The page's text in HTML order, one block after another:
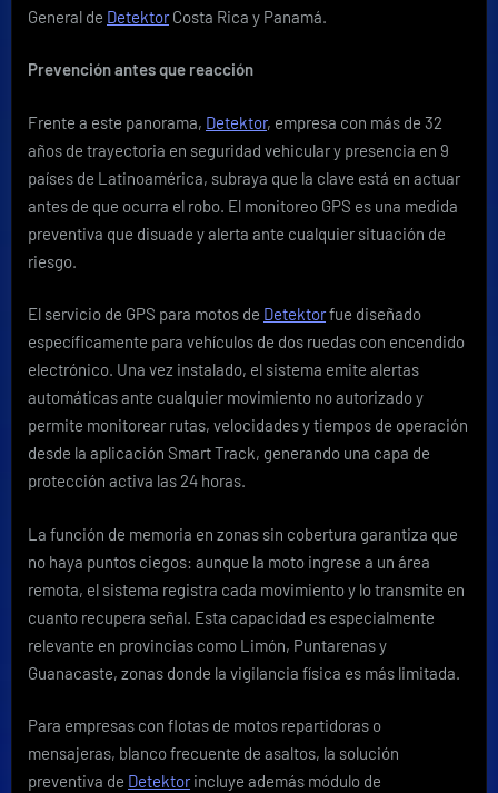
General de DetektorCosta Rica y Panamá.
Prevención antes que reacción
Frente a este panorama, Detektor, empresa con más de 32
años de trayectoria en seguridad vehicular y presencia en 9
países de Latinoamérica, subraya que la clave está en actuar
antes de que ocurra el robo. El monitoreo GPS es una medida
preventiva que disuade y alerta ante cualquier situación de
riesgo.
El servicio de GPS para motos de Detektorfue diseñado
específicamente para vehículos de dos ruedas con encendido
electrónico. Una vez instalado, el sistema emite alertas
automáticas ante cualquier movimiento no autorizado y
permite monitorear rutas, velocidades y tiempos de operación
desde la aplicación Smart Track, generando una capa de
protección activa las 24 horas.
La función de memoria en zonas sin cobertura garantiza que
no haya puntos ciegos: aunque la moto ingrese a un área
remota, el sistema registra cada movimiento y lo transmite en
cuanto recupera señal. Esta capacidad es especialmente
relevante en provincias como Limón, Puntarenas y
Guanacaste, zonas donde la vigilancia física es más limitada.
Para empresas con flotas de motos repartidoras o
mensajeras, blanco frecuente de asaltos, la solución
preventiva de Detektorincluye además módulo de